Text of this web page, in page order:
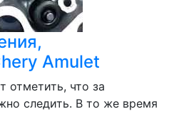
Amulet
отметить, что за
следить. В то же время